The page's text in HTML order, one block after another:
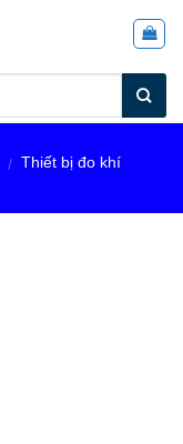
/ Thiết bị đo khí